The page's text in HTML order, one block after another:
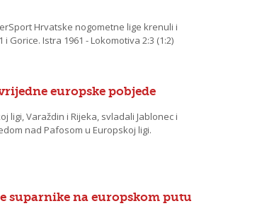
Hrvatske nogometne lige krenuli i
Gorice. Istra 1961 - Lokomotiva 2:3 (1:2)
europske pobjede
ligi, Varaždin i Rijeka, svladali Jablonec i
nad Pafosom u Europskoj ligi.
suparnike na europskom putu